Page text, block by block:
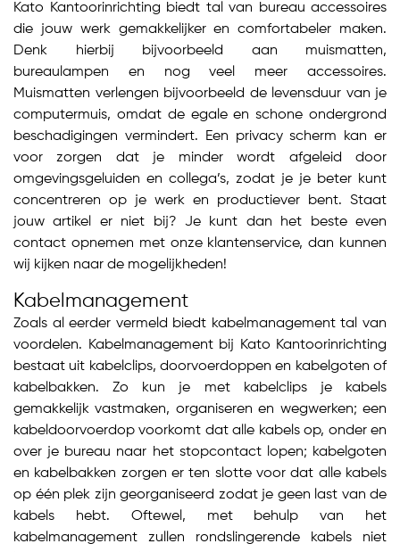
Kato Kantoorinrichting biedt tal van bureau accessoires
die jouw werk gemakkelijker en comfortabeler maken.
Denk hierbij bijvoorbeeld aan muismatten,
bureaulampen en nog veel meer accessoires.
Muismatten verlengen bijvoorbeeld de levensduur van je
computermuis, omdat de egale en schone ondergrond
beschadigingen vermindert. Een privacy scherm kan er
voor zorgen dat je minder wordt afgeleid door
omgevingsgeluiden en collega’s, zodat je je beter kunt
concentreren op je werk en productiever bent. Staat
jouw artikel er niet bij? Je kunt dan het beste even
contact opnemen met onze klantenservice, dan kunnen
wij kijken naar de mogelijkheden!
Kabelmanagement
Zoals al eerder vermeld biedt kabelmanagement tal van
voordelen. Kabelmanagement bij Kato Kantoorinrichting
bestaat uit kabelclips, doorvoerdoppen en kabelgoten of
kabelbakken. Zo kun je met kabelclips je kabels
gemakkelijk vastmaken, organiseren en wegwerken; een
kabeldoorvoerdop voorkomt dat alle kabels op, onder en
over je bureau naar het stopcontact lopen; kabelgoten
en kabelbakken zorgen er ten slotte voor dat alle kabels
op één plek zijn georganiseerd zodat je geen last van de
kabels hebt. Oftewel, met behulp van het
kabelmanagement zullen rondslingerende kabels niet